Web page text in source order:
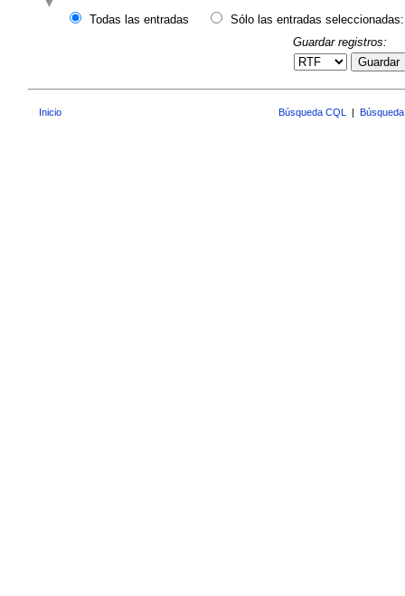
Todas las entradas
Sólo las entradas seleccionadas:
Guardar registros:
Guardar
Inicio Búsqueda CQL